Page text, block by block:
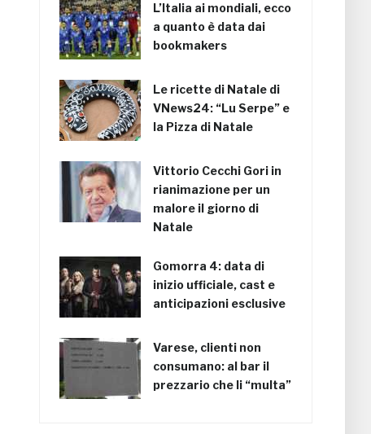
L’Italia ai mondiali, ecco
a quanto è data dai
bookmakers
Le ricette di Natale di
VNews24: “Lu Serpe” e
la Pizza di Natale
Vittorio Cecchi Gori in
rianimazione per un
malore il giorno di
Natale
Gomorra 4: data di
inizio ufficiale, cast e
anticipazioni esclusive
Varese, clienti non
consumano: al bar il
prezzario che li “multa”